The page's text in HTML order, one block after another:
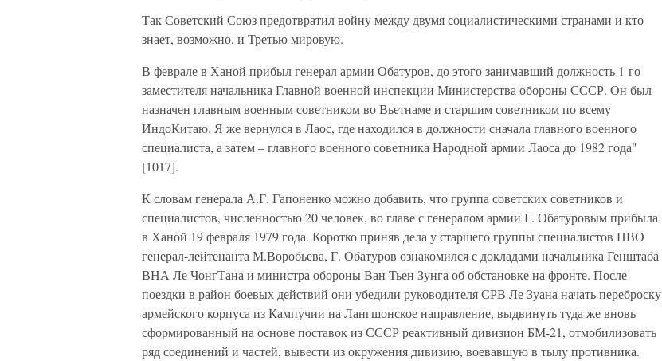
Так Советский Союз предотвратил войну между двумя социалистическими странами и кто
знает, возможно, и Третью мировую.
В феврале в Ханой прибыл генерал армии Обатуров, до этого занимавший должность 1-го
заместителя начальника Главной военной инспекции Министерства обороны СССР. Он был
назначен главным военным советником во Вьетнаме и старшим советником по всему
ИндоКитаю. Я же вернулся в Лаос, где находился в должности сначала главного военного
специалиста, а затем – главного военного советника Народной армии Лаоса до 1982 года"
[1017].
К словам генерала А.Г. Гапоненко можно добавить, что группа советских советников и
специалистов, численностью 20 человек, во главе с генералом армии Г. Обатуровым прибыла
в Ханой 19 февраля 1979 года. Коротко приняв дела у старшего группы специалистов ПВО
генерал-лейтенанта М.Воробьева, Г. Обатуров ознакомился с докладами начальника Генштаба
ВНА Ле ЧонгТана и министра обороны Ван Тьен Зунга об обстановке на фронте. После
поездки в район боевых действий они убедили руководителя СРВ Ле Зуана начать переброску
армейского корпуса из Кампучии на Лангшонское направление, выдвинуть туда же вновь
сформированный на основе поставок из СССР реактивный дивизион БМ-21, отмобилизовать
ряд соединений и частей, вывести из окружения дивизию, воевавшую в тылу противника.